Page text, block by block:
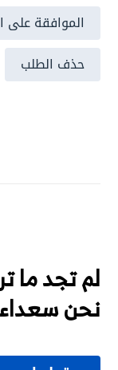
الموافقة على
حذف الطلب
لم تجد ما
نحن